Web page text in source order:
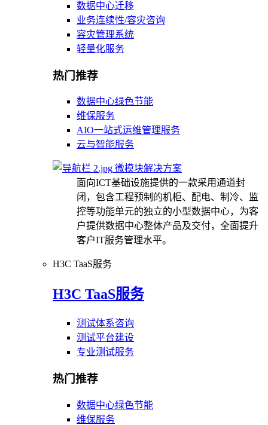
数据中心迁移
业务连续性/容灾咨询
容灾管理系统
轻量化服务
热门推荐
数据中心绿色节能
维保服务
AIO一站式运维管理服务
云与智能服务
微模块解决方案
面向ICT基础设施提供的一款采用通道封
闭，包含工程预制的机柜、配电、制冷、监
控等功能单元的独立的小型数据中心，为客
户提供数据中心整体产品及交付，全面提升
客户IT服务管理水平。
H3C TaaS服务
H3C TaaS服务
测试体系咨询
测试平台建设
专业测试服务
热门推荐
数据中心绿色节能
维保服务